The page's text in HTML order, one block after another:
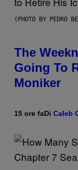
(PHOTO BY PEDRO
The
Going To
Moniker
15 ore faDi Caleb